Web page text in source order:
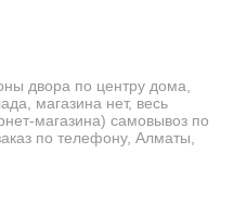
двора по центру дома,
магазина нет, весь
магазина) самовывоз по
по телефону, Алматы,